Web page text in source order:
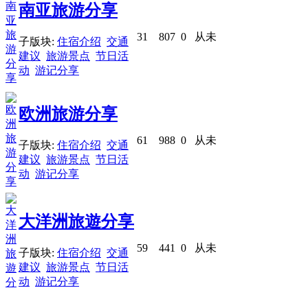
南亚旅游分享
子版块: 住宿介绍 交通
建议 旅游景点 节日活
动 游记分享
31 807 0 从未
欧洲旅游分享
子版块: 住宿介绍 交通
建议 旅游景点 节日活
动 游记分享
61 988 0 从未
大洋洲旅遊分享
子版块: 住宿介绍 交通
建议 旅游景点 节日活
动 游记分享
59 441 0 从未